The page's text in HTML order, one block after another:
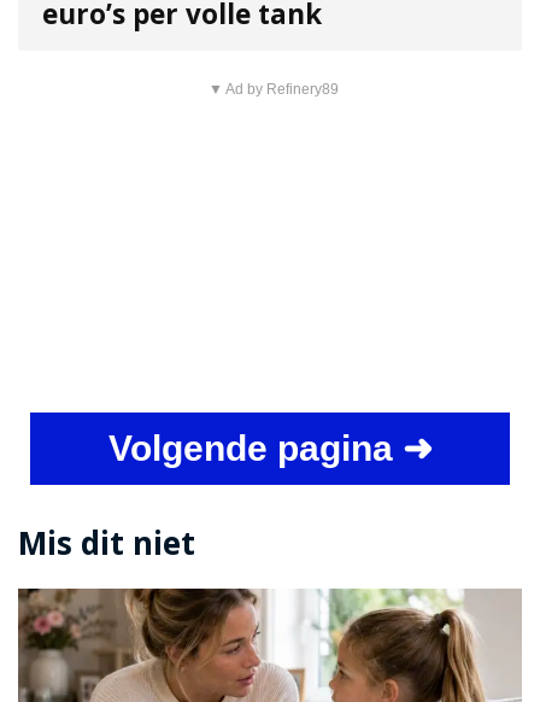
euro’s per volle tank
▼ Ad by Refinery89
Volgende pagina ➜
Mis dit niet